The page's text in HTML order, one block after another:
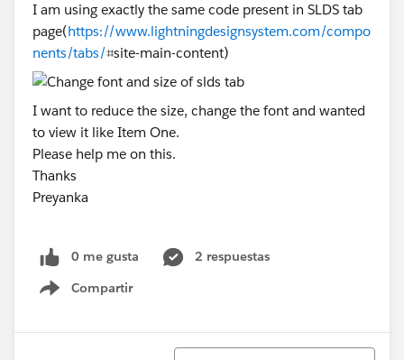
I am using exactly the same code present in SLDS tab
page(https://www.lightningdesignsystem.com/compo
nents/tabs/⌗site-main-content)
I want to reduce the size, change the font and wanted
to view it like Item One.
Please help me on this.
Thanks
Preyanka
0 me gusta
2 respuestas
Compartir
Show menu
Ordenar